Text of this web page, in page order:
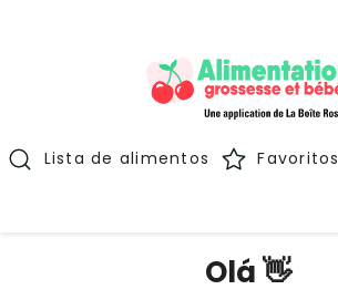
Lista de alimentos Favoritos
Olá 👋